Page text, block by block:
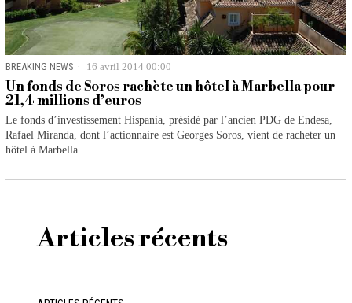
BREAKING NEWS 16 avril 2014 00:00
Un fonds de Soros rachète un hôtel à Marbella pour
21,4 millions d’euros
Le fonds d’investissement Hispania, présidé par l’ancien PDG de Endesa,
Rafael Miranda, dont l’actionnaire est Georges Soros, vient de racheter un
hôtel à Marbella
Articles récents